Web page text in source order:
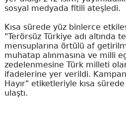
sosyal medyada fitili ateşledi.
Kısa sürede yüz binlerce
"Terörsüz Türkiye adı altında
mensuplarına örtülü af
muhatap alınmasına ve milli
zedelenmesine Türk milleti
ifadelerine yer verildi.
Hayır" etiketleriyle kısa
ulaştı.